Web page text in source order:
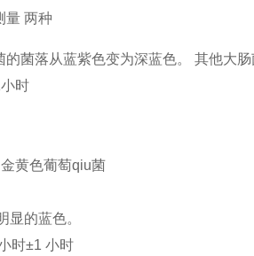
量 两种
菌落从蓝紫色变为深蓝色。 其他大
时
黄色葡萄qiu菌
显的蓝色。
时±1 小时